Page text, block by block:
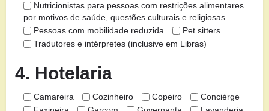
Nutricionistas para pessoas com restrições alimentares
por motivos de saúde, questões culturais e religiosas.
Pessoas com mobilidade reduzida
Pet sitters
Tradutores e intérpretes (inclusive em Libras)
4. Hotelaria
Camareira Cozinheiro Copeiro
Concièrge